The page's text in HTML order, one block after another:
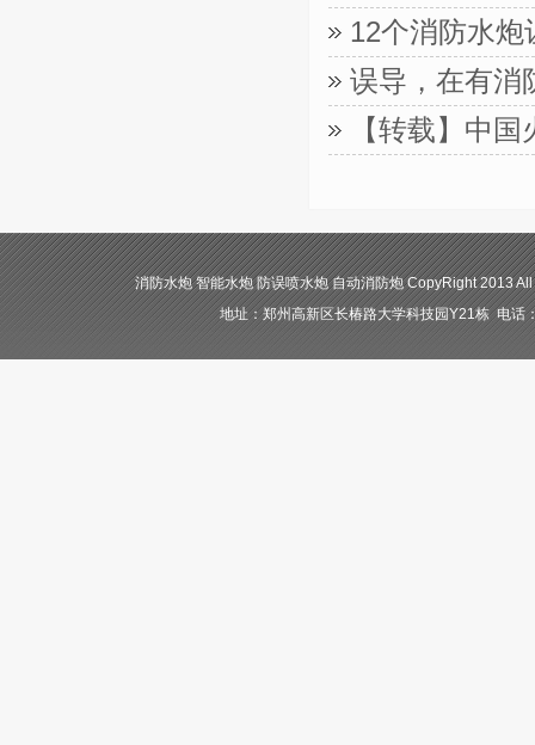
12个消防水
误导，在有消
【转载】中
消防水炮 智能水炮 防误喷水炮 自动消防炮 CopyRight 2013
地址：郑州高新区长椿路大学科技园Y21栋 电